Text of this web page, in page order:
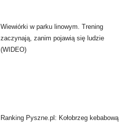
Wiewiórki w parku linowym. Trening
zaczynają, zanim pojawią się ludzie
(WIDEO)
Ranking Pyszne.pl: Kołobrzeg kebabową